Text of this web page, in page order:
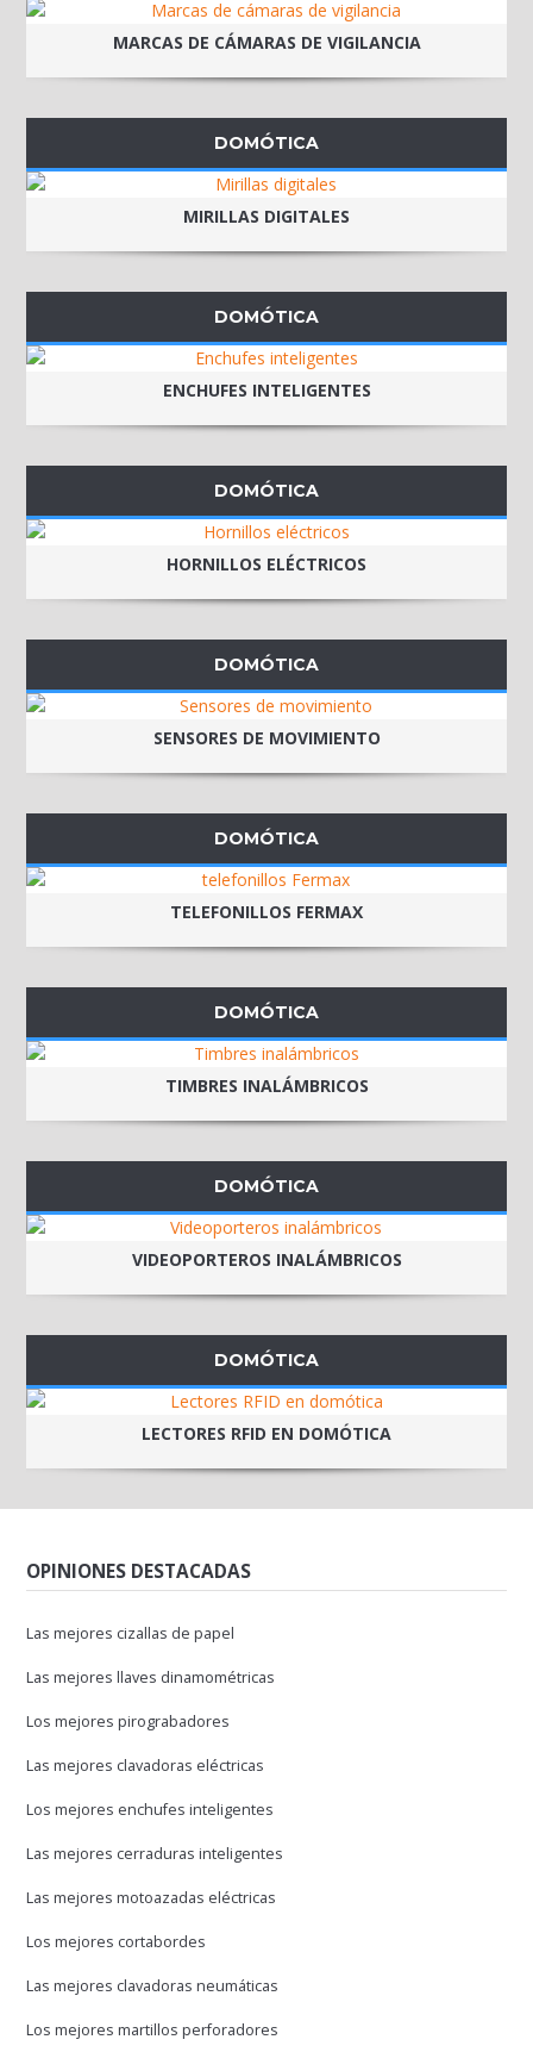
MARCAS DE CÁMARAS DE VIGILANCIA
DOMÓTICA
MIRILLAS DIGITALES
DOMÓTICA
ENCHUFES INTELIGENTES
DOMÓTICA
HORNILLOS ELÉCTRICOS
DOMÓTICA
SENSORES DE MOVIMIENTO
DOMÓTICA
TELEFONILLOS FERMAX
DOMÓTICA
TIMBRES INALÁMBRICOS
DOMÓTICA
VIDEOPORTEROS INALÁMBRICOS
DOMÓTICA
LECTORES RFID EN DOMÓTICA
OPINIONES DESTACADAS
Las mejores cizallas de papel
Las mejores llaves dinamométricas
Los mejores pirograbadores
Las mejores clavadoras eléctricas
Los mejores enchufes inteligentes
Las mejores cerraduras inteligentes
Las mejores motoazadas eléctricas
Los mejores cortabordes
Las mejores clavadoras neumáticas
Los mejores martillos perforadores